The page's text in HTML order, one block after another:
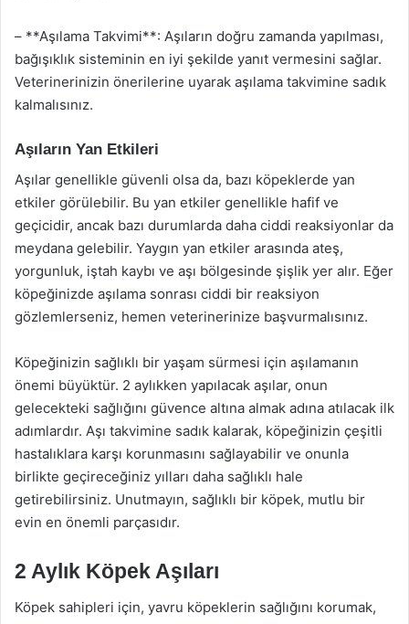
– **Aşılama Takvimi**: Aşıların doğru zamanda yapılması,
bağışıklık sisteminin en iyi şekilde yanıt vermesini sağlar.
Veterinerinizin önerilerine uyarak aşılama takvimine sadık
kalmalısınız.
Aşıların Yan Etkileri
Aşılar genellikle güvenli olsa da, bazı köpeklerde yan
etkiler görülebilir. Bu yan etkiler genellikle hafif ve
geçicidir, ancak bazı durumlarda daha ciddi reaksiyonlar da
meydana gelebilir. Yaygın yan etkiler arasında ateş,
yorgunluk, iştah kaybı ve aşı bölgesinde şişlik yer alır. Eğer
köpeğinizde aşılama sonrası ciddi bir reaksiyon
gözlemlerseniz, hemen veterinerinize başvurmalısınız.
Köpeğinizin sağlıklı bir yaşam sürmesi için aşılamanın
önemi büyüktür. 2 aylıkken yapılacak aşılar, onun
gelecekteki sağlığını güvence altına almak adına atılacak ilk
adımlardır. Aşı takvimine sadık kalarak, köpeğinizin çeşitli
hastalıklara karşı korunmasını sağlayabilir ve onunla
birlikte geçireceğiniz yılları daha sağlıklı hale
getirebilirsiniz. Unutmayın, sağlıklı bir köpek, mutlu bir
evin en önemli parçasıdır.
2 Aylık Köpek Aşıları
Köpek sahipleri için, yavru köpeklerin sağlığını korumak,